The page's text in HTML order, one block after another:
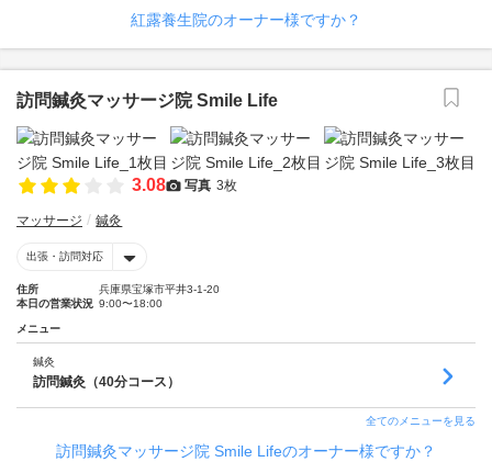
紅露養生院のオーナー様ですか？
訪問鍼灸マッサージ院 Smile Life
3.08 写真 3枚
マッサージ 鍼灸
出張・訪問対応
住所
兵庫県宝塚市平井3-1-20
本日の営業状況 9:00〜18:00
メニュー
鍼灸
訪問鍼灸（40分コース）
全てのメニューを見る
訪問鍼灸マッサージ院 Smile Lifeのオーナー様ですか？